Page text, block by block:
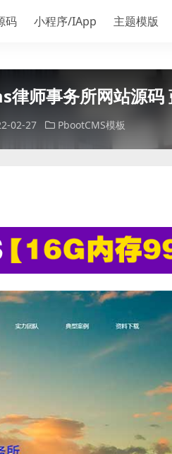
码 小程序/IApp 主题模版
师事务所网站源码
02-27 PbootCMS模板